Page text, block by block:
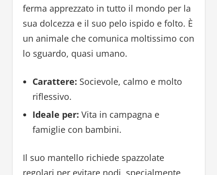
ferma apprezzato in tutto il mondo per la
sua dolcezza e il suo pelo ispido e folto. È
un animale che comunica moltissimo con
lo sguardo, quasi umano.
Carattere: Socievole, calmo e molto
riflessivo.
Ideale per: Vita in campagna e
famiglie con bambini.
Il suo mantello richiede spazzolate